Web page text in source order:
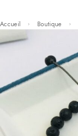
Accueil Boutique